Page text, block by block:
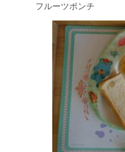
フルーツポンチ